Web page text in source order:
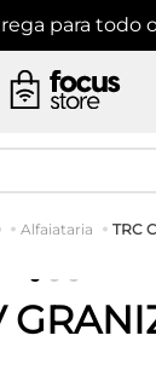
para todo
Alfaiataria TRC